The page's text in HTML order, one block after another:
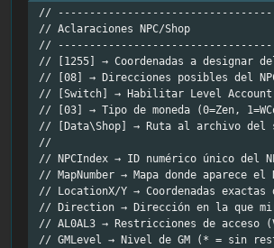
//
// Aclaraciones NPC/Shop
//
// [1255] → Coordenadas a designar
// [08] → Direcciones posibles del
// [Switch] → Habilitar Level Account
// [03] → Tipo de moneda (0=Zen,
// [Data\Shop] → Ruta al archivo del
//
// NPCIndex → ID numérico único del
// MapNumber → Mapa donde aparece el
// LocationX/Y → Coordenadas exactas
// Direction → Dirección en la que
// AL0AL3 → Restricciones de acceso
// GMLevel → Nivel de GM (* = sin